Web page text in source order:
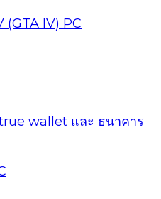
IV) PC
wallet และ ธนาคาร